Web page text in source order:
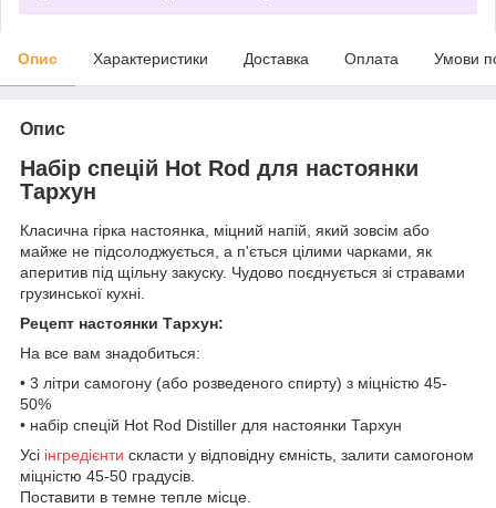
Опис Характеристики Доставка Оплата Умови
Опис
Набір спецій Hot Rod для настоянки
Тархун
Класична гірка настоянка, міцний напій, який зовсім або
майже не підсолоджується, а п'ється цілими чарками, як
аперитив під щільну закуску. Чудово поєднується зі стравами
грузинської кухні.
Рецепт настоянки Тархун:
На все вам знадобиться:
• 3 літри самогону (або розведеного спирту) з міцністю 45-
50%
• набір спецій Hot Rod Distiller для настоянки Тархун
Усі інгредієнти скласти у відповідну ємність, залити самогоном
міцністю 45-50 градусів.
Поставити в темне тепле місце.